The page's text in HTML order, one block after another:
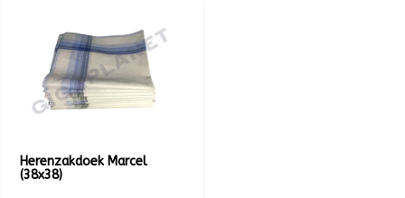
Herenzakdoek Marcel
(38x38)